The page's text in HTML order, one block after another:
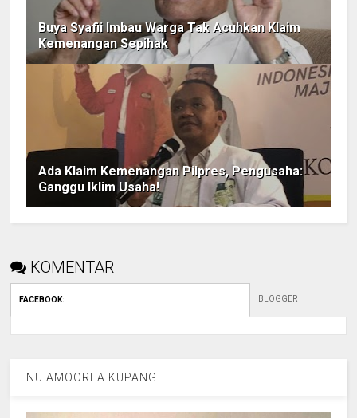
Buya Syafii Imbau Warga Tak Acuhkan Klaim
Kemenangan Sepihak
Ada Klaim Kemenangan Pilpres, Pengusaha:
Ganggu Iklim Usaha!
KOMENTAR
FACEBOOK: BLOGGER
NU AMOOREA KUPANG